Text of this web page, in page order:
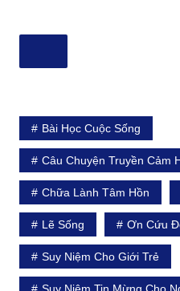
Bài Học Cuộc Sống
Câu Chuyện Truyền Cảm
Chữa Lành Tâm Hồn
Lẽ Sống Ơn Cứu
Suy Niệm Cho Giới Trẻ
Suy Niệm Tin Mừng Cho